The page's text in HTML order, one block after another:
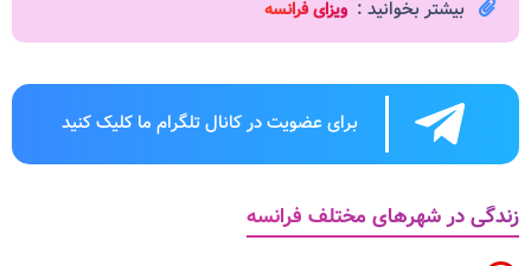
بیشتر بخوانید : ویزای فرانسه
برای عضویت در کانال تلگرام ما کلیک کنید
زندگی در شهرهای مختلف فرانسه